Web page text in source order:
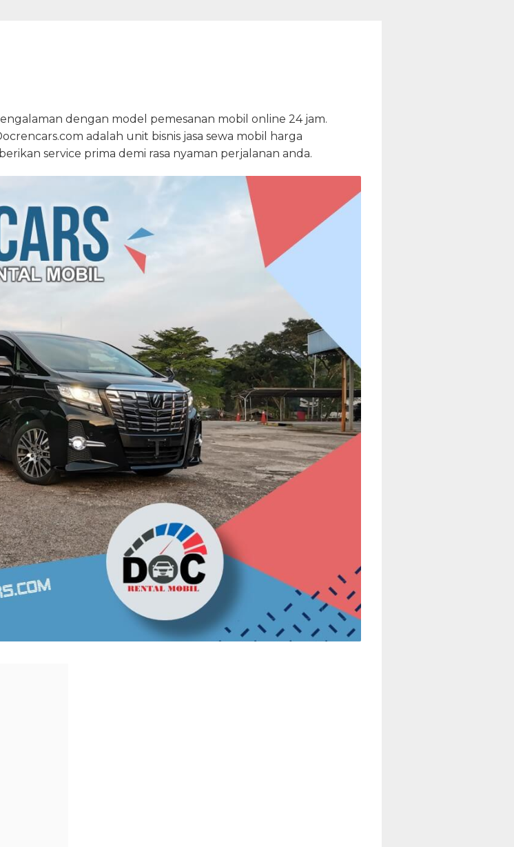
dengan model pemesanan mobil online 24 jam.
adalah unit bisnis jasa sewa mobil harga
service prima demi rasa nyaman perjalanan anda.